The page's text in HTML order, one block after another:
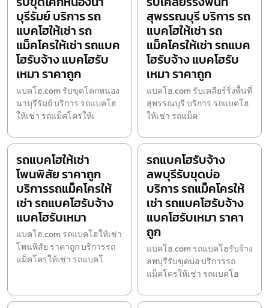
บุรีรัมย์ บริการ รถ
แบคโฮให้เช่า รถ
แม็คโครให้เช่า รถแบค
โฮรับจ้าง แบคโฮรับ
เหมา ราคาถูก
แบคโฮ.com รับขุดโคกหนอง
นาบุรีรัมย์ บริการ รถแบคโฮ
ให้เช่า รถแม็คโครให้เ
สุพรรณบุรี บริการ รถ
แบคโฮให้เช่า รถ
แม็คโครให้เช่า รถแบค
โฮรับจ้าง แบคโฮรับ
เหมา ราคาถูก
แบคโฮ.com รับเคลียร์ริ่งพื้นที่
สุพรรณบุรี บริการ รถแบคโฮ
ให้เช่า รถแม็ค
รถแบคโฮให้เช่า
โพนพิสัย ราคาถูก
บริการรถแม็คโครให้
เช่า รถแบคโฮรับจ้าง
แบคโฮรับเหมา
แบคโฮ.com รถแบคโฮให้เช่า
โพนพิสัย ราคาถูก บริการรถ
แม็คโครให้เช่า รถแบคโ
รถแบคโฮรับจ้าง
ลพบุรีรับขุดบ่อ
บริการ รถแม็คโครให้
เช่า รถแบคโฮรับจ้าง
แบคโฮรับเหมา ราคา
ถูก
แบคโฮ.com รถแบคโฮรับจ้าง
ลพบุรีรับขุดบ่อ บริการรถ
แม็คโครให้เช่า รถแบคโฮ